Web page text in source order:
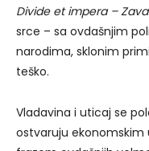
Divide et impera –
srce – sa ovdašnjim
narodima, sklonim
teško.
Vladavina i uticaj se
ostvaruju ekonomskim